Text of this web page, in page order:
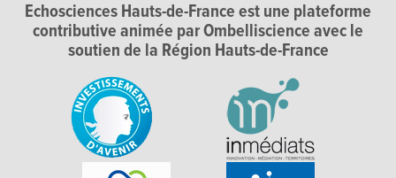
Echosciences Hauts-de-France est une plateforme
contributive animée par Ombelliscience avec le
soutien de la Région Hauts-de-France